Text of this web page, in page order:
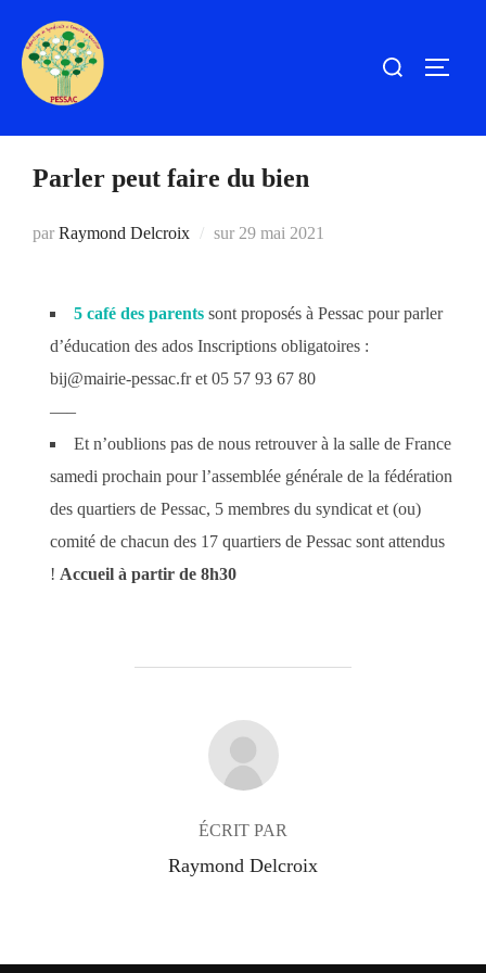
contenu
Rechercher :
Parler peut faire du bien
par Raymond Delcroix sur Publié
29 mai 2021
5 café des parents sont proposés à Pessac pour parler
d’éducation des ados Inscriptions obligatoires :
bij@mairie-pessac.fr et 05 57 93 67 80
—–
Et n’oublions pas de nous retrouver à la salle de France
samedi prochain pour l’assemblée générale de la fédération
des quartiers de Pessac, 5 membres du syndicat et (ou)
comité de chacun des 17 quartiers de Pessac sont attendus
! Accueil à partir de 8h30
AUTEUR DE LA PUBLICATION
ÉCRIT PAR
Raymond Delcroix